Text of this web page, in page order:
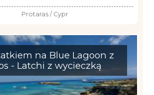
Protaras / Cypr
na Blue Lagoon z
- Latchi z wycieczką